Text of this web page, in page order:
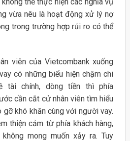
vừa nêu là hoạt động xử lý nợ
trong trường hợp rủi ro có thể
viên của Vietcombank xuống
có những biểu hiện chậm chi
tài chính, dòng tiền thì phía
cần cắt cử nhân viên tìm hiểu
khó khăn cùng với người vay.
thiện cảm từ phía khách hàng,
mong muốn xảy ra. Tuy